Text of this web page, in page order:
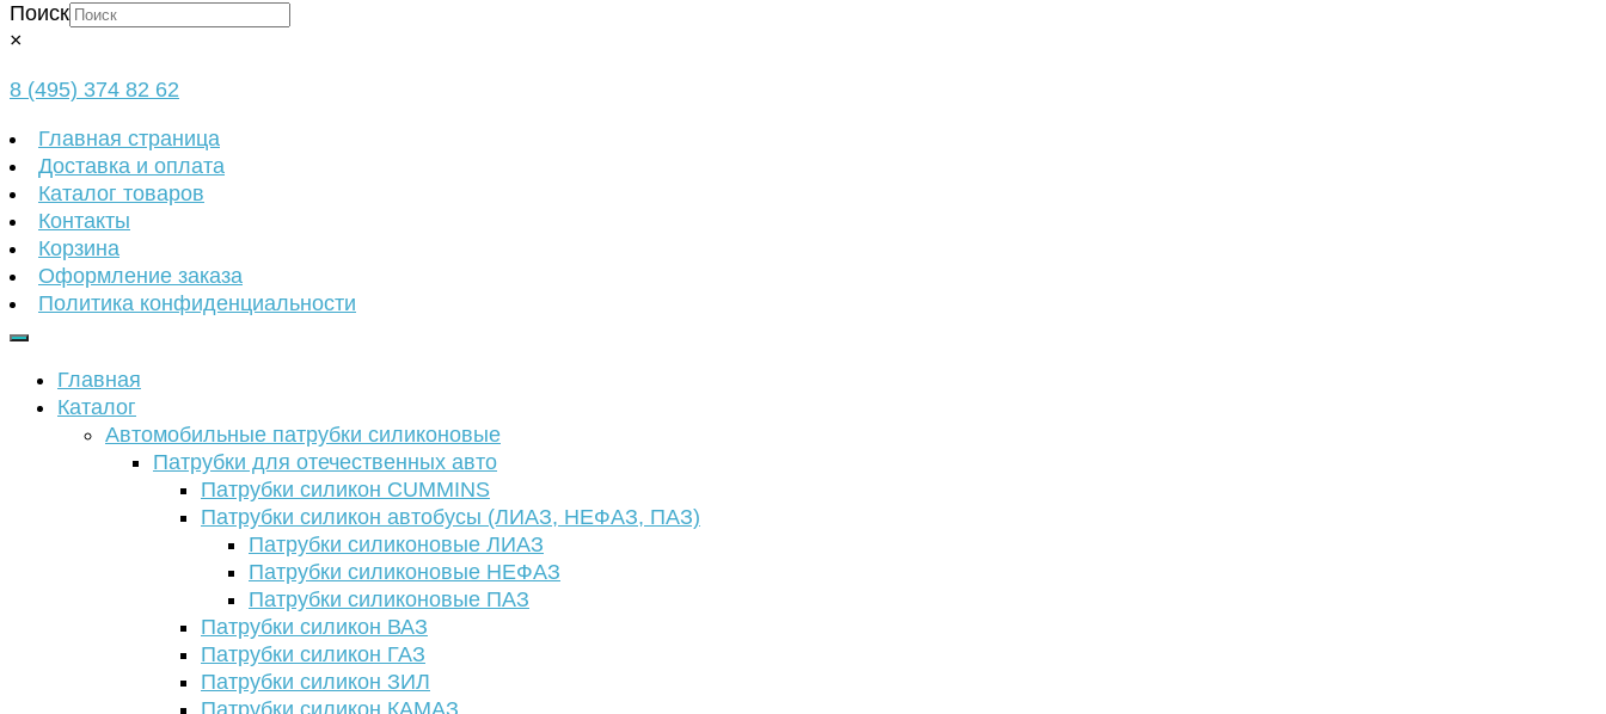
Поиск
×
8 (495) 374 82 62
Главная страница
Доставка и оплата
Каталог товаров
Контакты
Корзина
Оформление заказа
Политика конфиденциальности
Главная
Каталог
Автомобильные патрубки силиконовые
Патрубки для отечественных авто
Патрубки силикон CUMMINS
Патрубки силикон автобусы (ЛИАЗ, НЕФАЗ, ПАЗ)
Патрубки силиконовые ЛИАЗ
Патрубки силиконовые НЕФАЗ
Патрубки силиконовые ПАЗ
Патрубки силикон ВАЗ
Патрубки силикон ГАЗ
Патрубки силикон ЗИЛ
Патрубки силикон КАМАЗ